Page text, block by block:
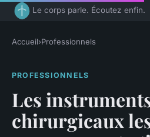
Le corps parle. Écoutez enfin.
Accueil›Professionnels
PROFESSIONNELS
Les
chirurgicaux